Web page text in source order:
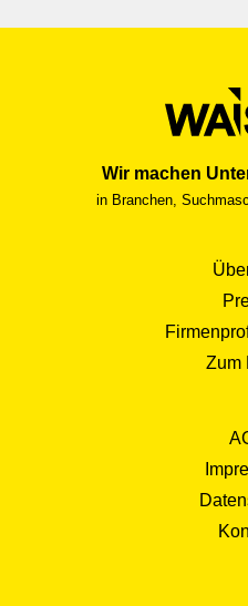
Wir machen
in Branchen,
Zum